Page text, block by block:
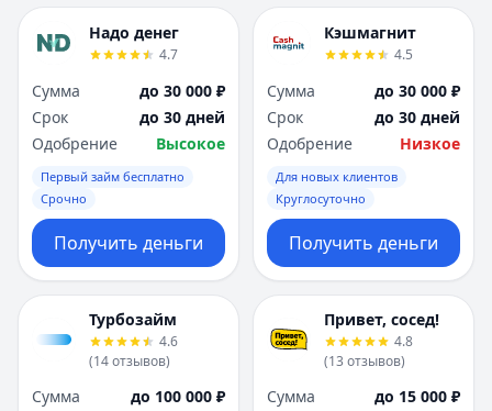
Надо денег
4.7
Сумма
до 30 000 ₽
Срок
до 30 дней
Одобрение
Высокое
Первый займ бесплатно
Срочно
Получить деньги
Кэшмагнит
4.5
Сумма
до 30 000 ₽
Срок
до 30 дней
Одобрение
Низкое
Для новых клиентов
Круглосуточно
Получить деньги
Турбозайм
4.6
(14отзывов)
Сумма
до 100 000 ₽
Привет, сосед!
4.8
(13 отзывов)
Сумма
до 15 000 ₽